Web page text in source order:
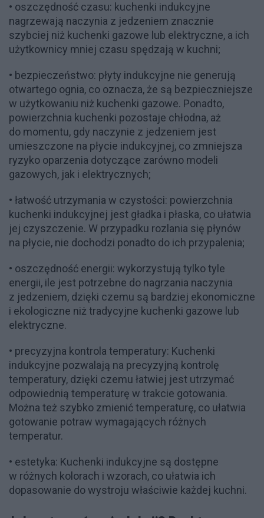
• oszczędność czasu: kuchenki indukcyjne
nagrzewają naczynia z jedzeniem znacznie
szybciej niż kuchenki gazowe lub elektryczne, a ich
użytkownicy mniej czasu spędzają w kuchni;
• bezpieczeństwo: płyty indukcyjne nie generują
otwartego ognia, co oznacza, że są bezpieczniejsze
w użytkowaniu niż kuchenki gazowe. Ponadto,
powierzchnia kuchenki pozostaje chłodna, aż
do momentu, gdy naczynie z jedzeniem jest
umieszczone na płycie indukcyjnej, co zmniejsza
ryzyko oparzenia dotyczące zarówno modeli
gazowych, jak i elektrycznych;
• łatwość utrzymania w czystości: powierzchnia
kuchenki indukcyjnej jest gładka i płaska, co ułatwia
jej czyszczenie. W przypadku rozlania się płynów
na płycie, nie dochodzi ponadto do ich przypalenia;
• oszczędność energii: wykorzystują tylko tyle
energii, ile jest potrzebne do nagrzania naczynia
z jedzeniem, dzięki czemu są bardziej ekonomiczne
i ekologiczne niż tradycyjne kuchenki gazowe lub
elektryczne.
• precyzyjna kontrola temperatury: Kuchenki
indukcyjne pozwalają na precyzyjną kontrolę
temperatury, dzięki czemu łatwiej jest utrzymać
odpowiednią temperaturę w trakcie gotowania.
Można też szybko zmienić temperaturę, co ułatwia
gotowanie potraw wymagających różnych
temperatur.
• estetyka: Kuchenki indukcyjne są dostępne
w różnych kolorach i wzorach, co ułatwia ich
dopasowanie do wystroju właściwie każdej kuchni.